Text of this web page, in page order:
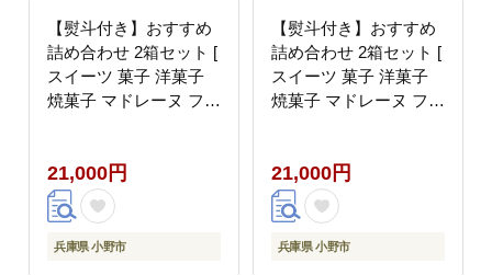
【熨斗付き】おすすめ
詰め合わせ 2箱セット [
スイーツ 菓子 洋菓子
焼菓子 マドレーヌ フィ
ゼント ]【のし(お中
元)】
21,000円
兵庫県 小野市
【熨斗付き】おすすめ
詰め合わせ 2箱セット [
スイーツ 菓子 洋菓子
焼菓子 マドレーヌ フィ
ゼント ]【のし(お歳
暮)】
21,000円
兵庫県 小野市